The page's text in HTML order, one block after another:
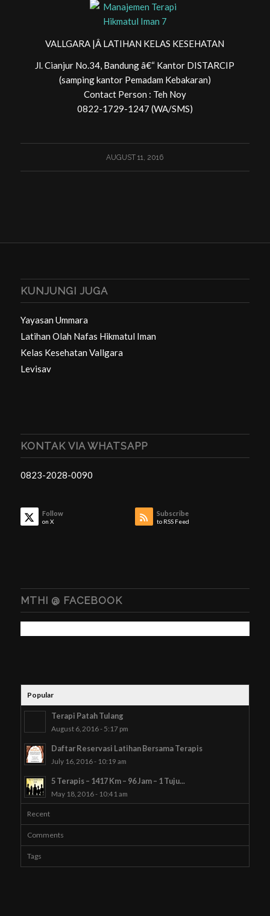
VALLGARA |Â LATIHAN KELAS KESEHATAN
Jl. Cianjur No.34, Bandung â€“ Kantor DISTARCIP
(samping kantor Pemadam Kebakaran)
Contact Person : Teh Noy
0822-1729-1247 (WA/SMS)
AUGUST 11, 2016
KUNJUNGI JUGA
Yayasan Ummara
Latihan Olah Nafas Hikmatul Iman
Kelas Kesehatan Vallgara
Levisav
KONTAK VIA WHATSAPP
0823-2028-0090
Follow
on X
Subscribe
to RSS Feed
MTHI @ FACEBOOK
Popular
Terapi Patah Tulang
August 6, 2016 - 5:17 pm
Daftar Reservasi Latihan Bersama Terapis
July 16, 2016 - 10:19 am
5 Terapis – 1417 Km – 96 Jam – 1 Tuju...
May 18, 2016 - 10:41 am
Recent
Comments
Tags